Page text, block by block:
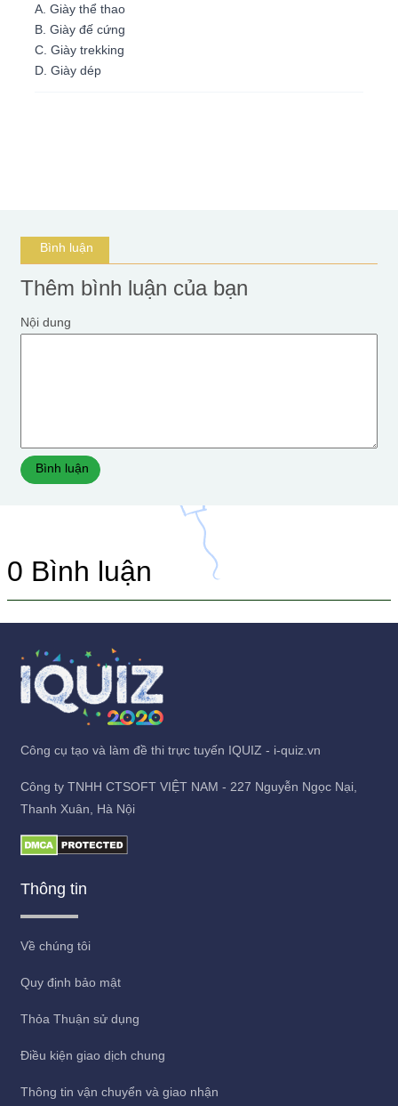
A. Giày thể thao
B. Giày đế cứng
C. Giày trekking
D. Giày dép
Bình luận
Thêm bình luận của bạn
Nội dung
Bình luận
0 Bình luận
Công cụ tạo và làm đề thi trực tuyến IQUIZ - i-quiz.vn
Công ty TNHH CTSOFT VIỆT NAM - 227 Nguyễn Ngọc Nại,
Thanh Xuân, Hà Nội
Thông tin
Về chúng tôi
Quy định bảo mật
Thỏa Thuận sử dụng
Điều kiện giao dịch chung
Thông tin vận chuyển và giao nhận